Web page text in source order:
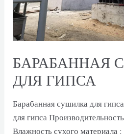
БАРАБАННАЯ
ДЛЯ ГИПСА
Барабанная сушилка для
для гипса
Влажность сухого материала